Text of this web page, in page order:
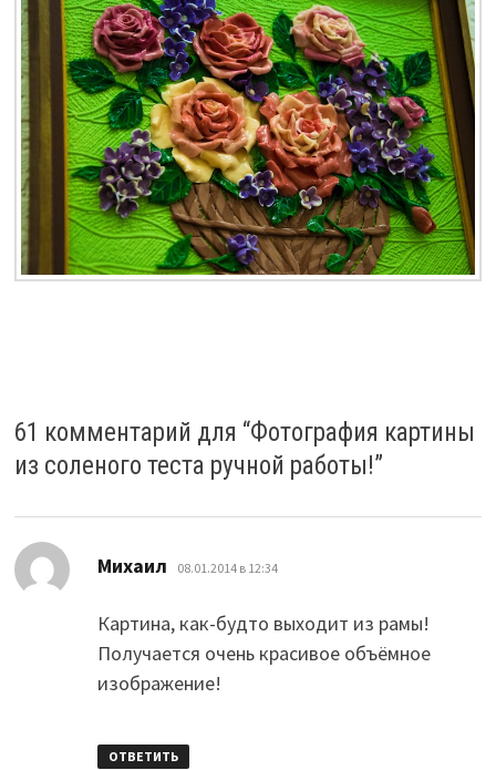
61 комментарий для “Фотография картины
из соленого теста ручной работы!”
Михаил 08.01.2014 в 12:34
Картина, как-будто выходит из рамы!
Получается очень красивое объёмное
изображение!
ОТВЕТИТЬ